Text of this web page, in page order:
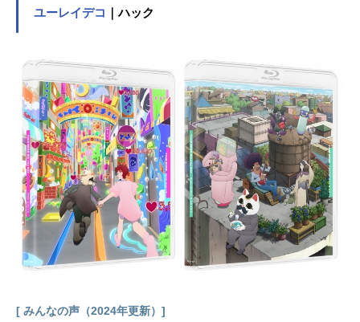
送るんだ。日焼けすると道着が擦れ
し、骨折するし失神するし、たいし
て強くなれなかったから、もうやら
ないって決めたの。だから……だか
ら思い出させないでよぉ。この”一
本”の、気持ちよさ。作品名もういっ
ぽん！放送形態TVアニメスケジュー
ル2023年1月8日（日）～2023年4月
2日（日）テレビ東京ほか話数全13話
キャスト園田未知：伊藤彩沙滝川早
苗：安齋由香里氷浦永遠：三浦千幸
南雲安奈：稗田寧々姫野紬：永瀬ア
ンナ夏目紫乃：内山夕実スタッフ原
ン」連載）監督：荻原健シリーズ構
ユーレイデコ ｜ハック
[ みんなの声（2024年更新）]